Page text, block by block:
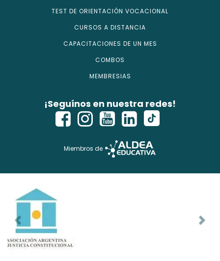
TEST DE ORIENTACIÓN VOCACIONAL
CURSOS A DISTANCIA
CAPACITACIONES DE UN MES
COMBOS
MEMBRESIAS
¡Seguínos en nuestra redes!
Miembros de